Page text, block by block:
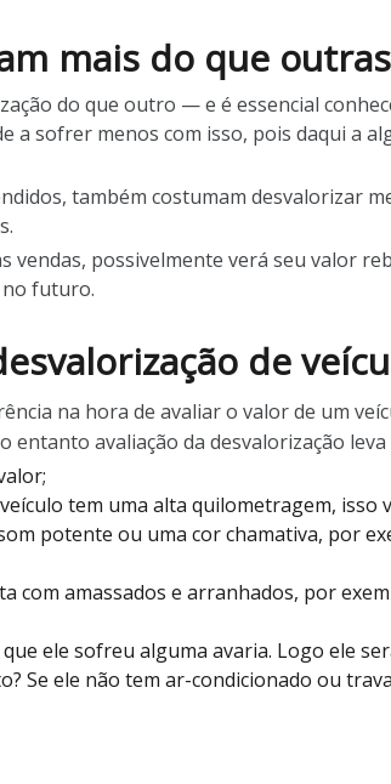
mais do que
do que outro — e é essencial
sofrer menos com isso, pois daqui a
também costumam desvalorizar
possivelmente verá seu valor
futuro.
de
na hora de avaliar o valor de um
avaliação da desvalorização
tem uma alta quilometragem, isso
potente ou uma cor chamativa, por
com amassados e arranhados, por
ele sofreu alguma avaria. Logo ele
Se ele não tem ar-condicionado ou